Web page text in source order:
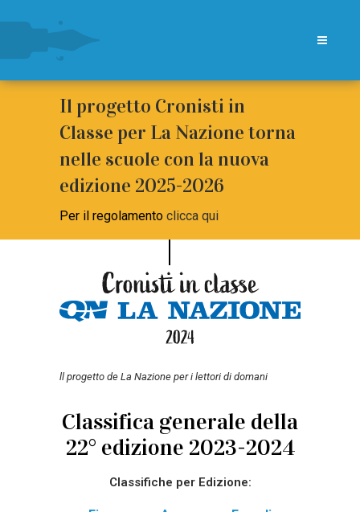
Il progetto Cronisti in
Classe per La Nazione torna
nelle scuole con la nuova
edizione 2025-2026
Per il regolamento clicca qui
ll progetto de La Nazione per i lettori di domani
Classifica generale della
22° edizione 2023-2024
Classifiche per Edizione: